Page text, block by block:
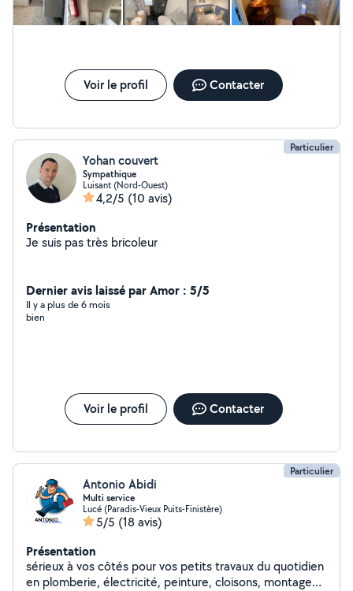
Voir le profil Contacter
Particulier
Yohan couvert
Sympathique
Luisant (Nord-Ouest)
4,2/5 (10 avis)
Présentation
Je suis pas très bricoleur
Dernier avis laissé par Amor : 5/5
Il y a plus de 6 mois
bien
Voir le profil Contacter
Particulier
Antonio Abidi
Multi service
Lucé (Paradis-Vieux Puits-Finistère)
5/5 (18 avis)
Présentation
sérieux à vos côtés pour vos petits travaux du quotidien
en plomberie, électricité, peinture, cloisons, montage